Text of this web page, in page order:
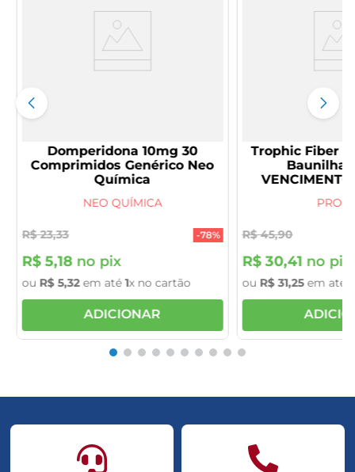
Domperidona 10mg 30
Comprimidos Genérico Neo
Química
NEO QUÍMICA
R$ 23,33 -78%
R$ 5,18no pix
ou R$ 5,32em até1x no cartão
ADICIONAR
Trophic Fiber
Baunilha
R$ 45,90
R$ 30,41 no pix
ou R$ 31,25em até